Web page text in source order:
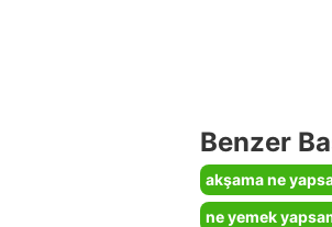
Benzer
akşama ne
ne yemek